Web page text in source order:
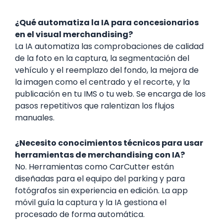
¿Qué automatiza la IA para concesionarios
en el visual merchandising?
La IA automatiza las comprobaciones de calidad
de la foto en la captura, la segmentación del
vehículo y el reemplazo del fondo, la mejora de
la imagen como el centrado y el recorte, y la
publicación en tu IMS o tu web. Se encarga de los
pasos repetitivos que ralentizan los flujos
manuales.
¿Necesito conocimientos técnicos para usar
herramientas de merchandising con IA?
No. Herramientas como CarCutter están
diseñadas para el equipo del parking y para
fotógrafos sin experiencia en edición. La app
móvil guía la captura y la IA gestiona el
procesado de forma automática.